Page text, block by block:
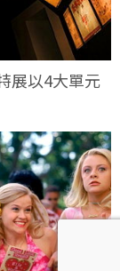
展以4大單元